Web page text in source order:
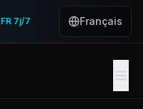
7j/7 Français